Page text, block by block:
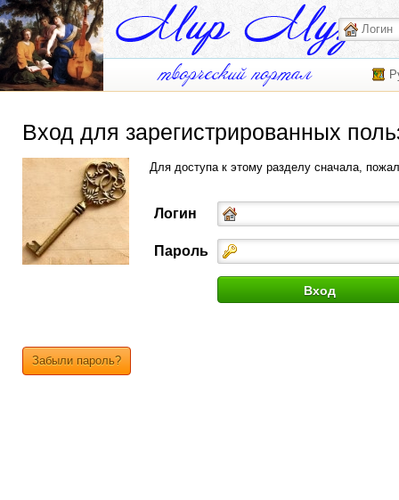
Вход для зарегистрированных
Для доступа к этому разделу сначала,
Логин
Пароль
Забыли пароль?